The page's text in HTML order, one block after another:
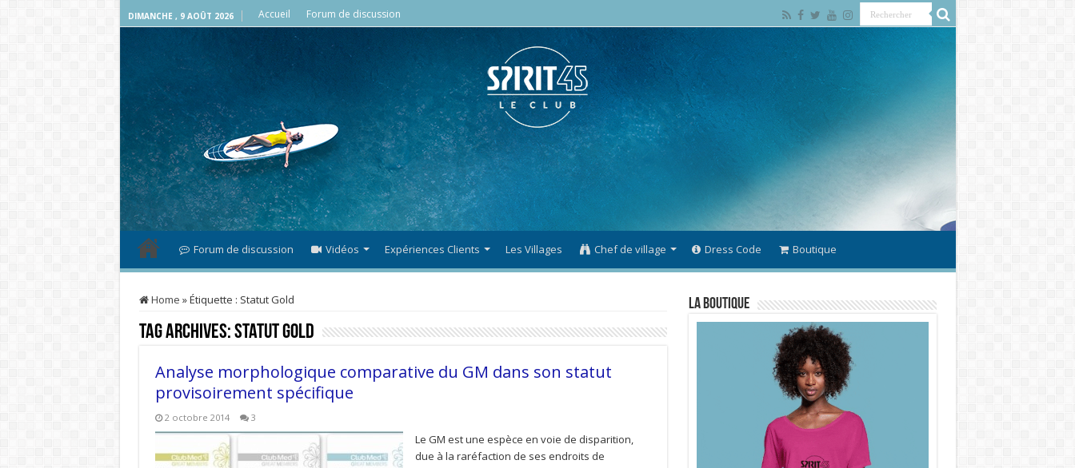
DIMANCHE , 9 AOÛT 2026 Accueil Forum de discussion
Forum de discussion Vidéos Expériences Clients Les Villages Chef de village Dress Code Boutique
Home »Étiquette : Statut Gold
Tag Archives:Statut Gold
Analyse morphologique comparative du GM dans son statut
provisoirement spécifique
2 octobre 2014 3
Le GM est une espèce en voie de disparition,
due à la raréfaction de ses endroits de
La Boutique